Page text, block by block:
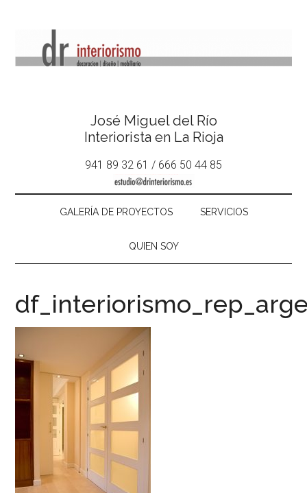
José Miguel del Río
Interiorista en La Rioja
941 89 32 61 / 666 50 44 85
GALERÍA DE PROYECTOS SERVICIOS
QUIEN SOY